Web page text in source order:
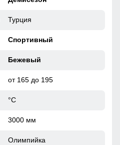
Турция
Спортивный
Бежевый
от 165 до 195
°С
3000 мм
Олимпийка